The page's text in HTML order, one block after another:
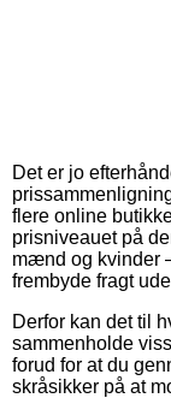
Det er jo
flere online
prisniveauet på
mænd og kvinder
frembyde fragt
Derfor kan det til
sammenholde
forud for at du
skråsikker på at